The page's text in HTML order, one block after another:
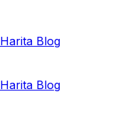
Harita Blog
Harita Blog